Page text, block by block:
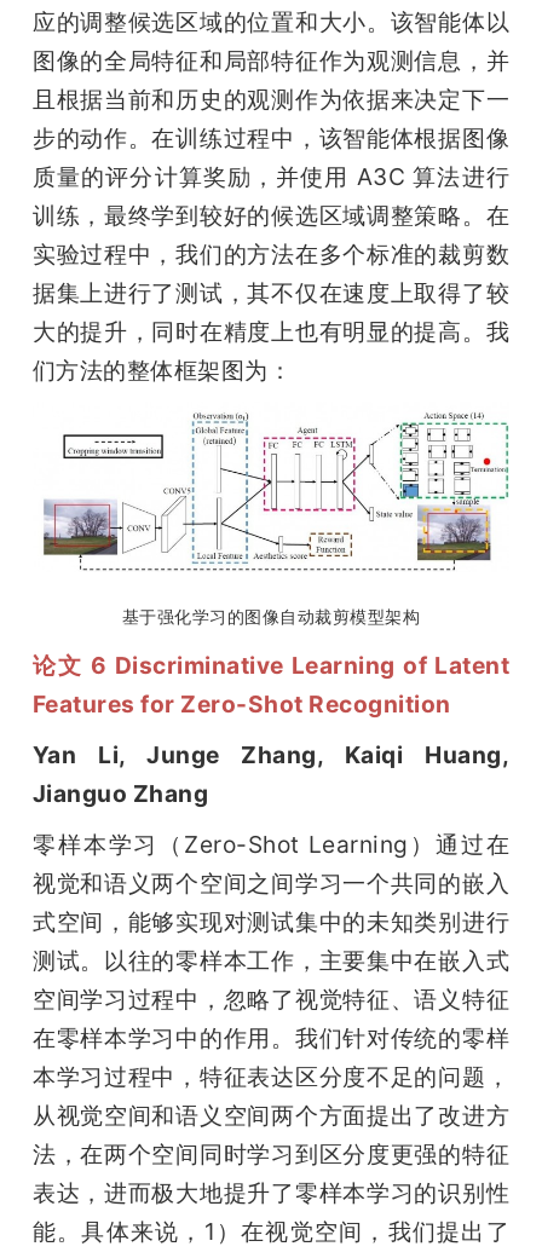
应的调整候选区域的位置和大小。该智能体以
图像的全局特征和局部特征作为观测信息，并
且根据当前和历史的观测作为依据来决定下一
步的动作。在训练过程中，该智能体根据图像
质量的评分计算奖励，并使用 A3C 算法进行
训练，最终学到较好的候选区域调整策略。在
实验过程中，我们的方法在多个标准的裁剪数
据集上进行了测试，其不仅在速度上取得了较
大的提升，同时在精度上也有明显的提高。我
们方法的整体框架图为：
基于强化学习的图像自动裁剪模型架构
论文 6 Discriminative Learning of Latent
Features for Zero-Shot Recognition
Yan Li, Junge Zhang, Kaiqi Huang,
Jianguo Zhang
零样本学习（Zero-Shot Learning）通过在
视觉和语义两个空间之间学习一个共同的嵌入
式空间，能够实现对测试集中的未知类别进行
测试。以往的零样本工作，主要集中在嵌入式
空间学习过程中，忽略了视觉特征、语义特征
在零样本学习中的作用。我们针对传统的零样
本学习过程中，特征表达区分度不足的问题，
从视觉空间和语义空间两个方面提出了改进方
法，在两个空间同时学习到区分度更强的特征
表达，进而极大地提升了零样本学习的识别性
能。具体来说，1）在视觉空间，我们提出了